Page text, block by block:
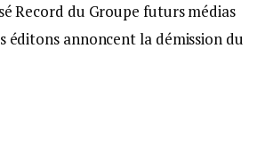
Record du Groupe futurs médias
éditons annoncent la démission du